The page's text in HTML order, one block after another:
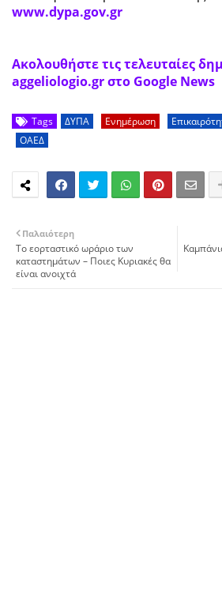
www.dypa.gov.gr
Ακολουθήστε τις τελευταίες
aggeliologio.gr στο Google News
Tags ΔΥΠΑ Ενημέρωση
ΟΑΕΔ
Παλαιότερη
Το εορταστικό ωράριο των
καταστημάτων – Ποιες Κυριακές θα
είναι ανοιχτά